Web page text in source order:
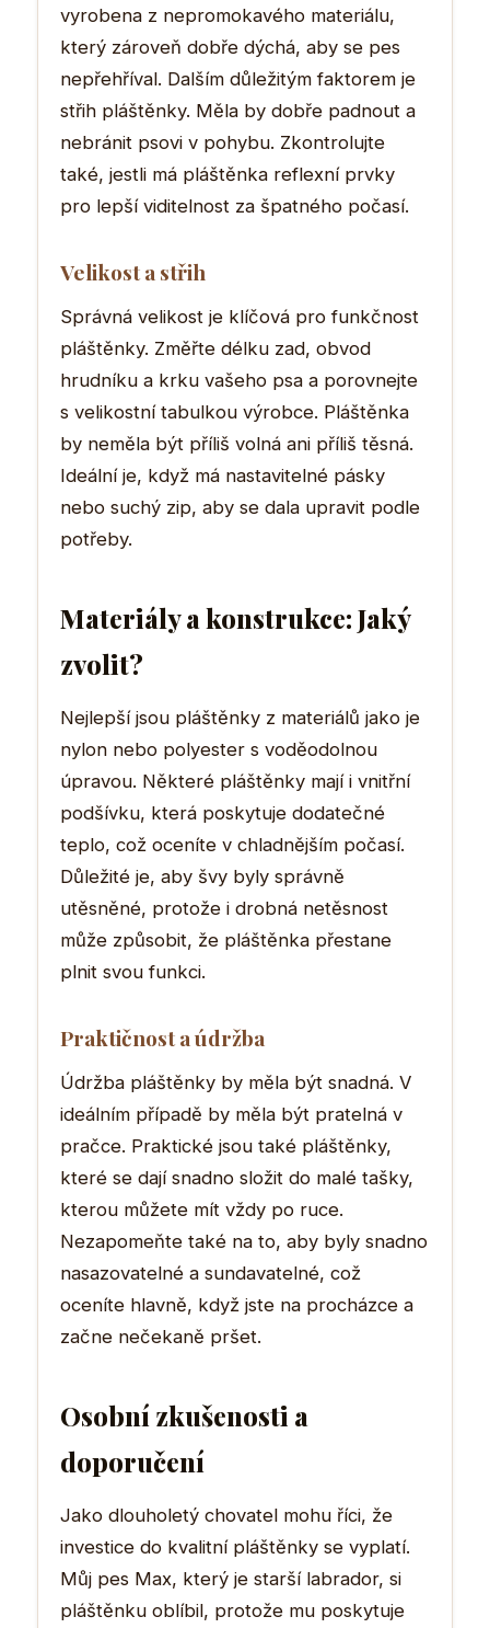
vyrobena z nepromokavého materiálu,
který zároveň dobře dýchá, aby se pes
nepřehříval. Dalším důležitým faktorem je
střih pláštěnky. Měla by dobře padnout a
nebránit psovi v pohybu. Zkontrolujte
také, jestli má pláštěnka reflexní prvky
pro lepší viditelnost za špatného počasí.
Velikost a střih
Správná velikost je klíčová pro funkčnost
pláštěnky. Změřte délku zad, obvod
hrudníku a krku vašeho psa a porovnejte
s velikostní tabulkou výrobce. Pláštěnka
by neměla být příliš volná ani příliš těsná.
Ideální je, když má nastavitelné pásky
nebo suchý zip, aby se dala upravit podle
potřeby.
Materiály a konstrukce: Jaký
zvolit?
Nejlepší jsou pláštěnky z materiálů jako je
nylon nebo polyester s voděodolnou
úpravou. Některé pláštěnky mají i vnitřní
podšívku, která poskytuje dodatečné
teplo, což oceníte v chladnějším počasí.
Důležité je, aby švy byly správně
utěsněné, protože i drobná netěsnost
může způsobit, že pláštěnka přestane
plnit svou funkci.
Praktičnost a údržba
Údržba pláštěnky by měla být snadná. V
ideálním případě by měla být pratelná v
pračce. Praktické jsou také pláštěnky,
které se dají snadno složit do malé tašky,
kterou můžete mít vždy po ruce.
Nezapomeňte také na to, aby byly snadno
nasazovatelné a sundavatelné, což
oceníte hlavně, když jste na procházce a
začne nečekaně pršet.
Osobní zkušenosti a
doporučení
Jako dlouholetý chovatel mohu říci, že
investice do kvalitní pláštěnky se vyplatí.
Můj pes Max, který je starší labrador, si
pláštěnku oblíbil, protože mu poskytuje